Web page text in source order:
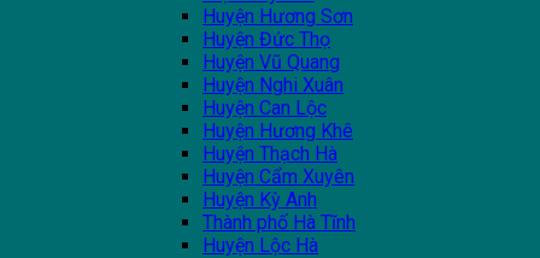
Huyện Hương Sơn
Huyện Đức Thọ
Huyện Vũ Quang
Huyện Nghi Xuân
Huyện Can Lộc
Huyện Hương Khê
Huyện Thạch Hà
Huyện Cẩm Xuyên
Huyện Kỳ Anh
Thành phố Hà Tĩnh
Huyện Lộc Hà